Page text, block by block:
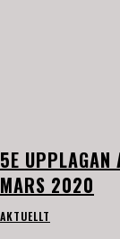
5E UPPLAGAN
MARS 2020
AKTUELLT